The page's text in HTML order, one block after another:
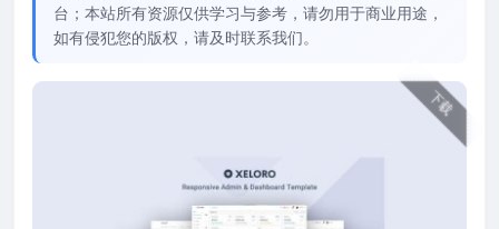
台；本站所有资源仅供学习与参考，请勿用于商业用途，
如有侵犯您的版权，请及时联系我们。
下载